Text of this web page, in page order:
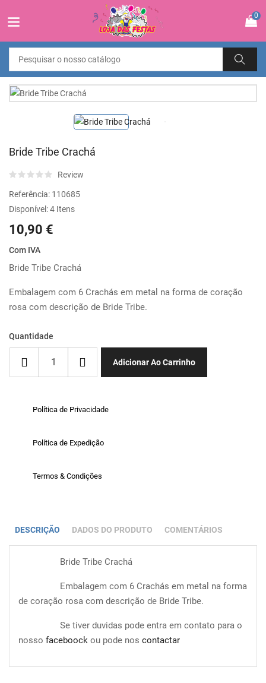
0
Bride Tribe Crachá
Review
Referência: 110685
Disponível:4 Itens
10,90 €
Com IVA
Bride Tribe Crachá
Embalagem com 6 Crachás em metal na forma de coração
rosa com descrição de Bride Tribe.
Quantidade
Adicionar Ao Carrinho
Política de Privacidade
Política de Expedição
Termos & Condições
DESCRIÇÃO DADOS DO PRODUTO COMENTÁRIOS
Bride Tribe Crachá
Embalagem com 6 Crachás em metal na forma
de coração rosa com descrição de Bride Tribe.
Se tiver duvidas pode entra em contato para o
nosso faceboock ou pode nos contactar